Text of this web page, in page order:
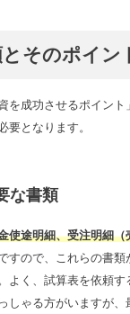
そのポイン
を成功させるポイン
要となります。
な書類
使途明細、受注明細（
すので、これらの書類
よく、試算表を依頼
しゃる方がいますが